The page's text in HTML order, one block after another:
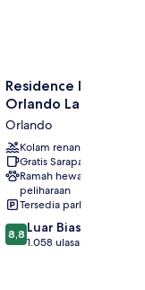
Residence
Inn
Marriott
Orlando
Lake
Buena
Vista
Orlando
Residence Inn by
Orlando Lake Buena
Orlando
Kolam renang
Gratis Sarapan
Ramah hewan
peliharaan
Tersedia parkir
8.8
dari
8,8 Luar Biasa
1.058 ulasan